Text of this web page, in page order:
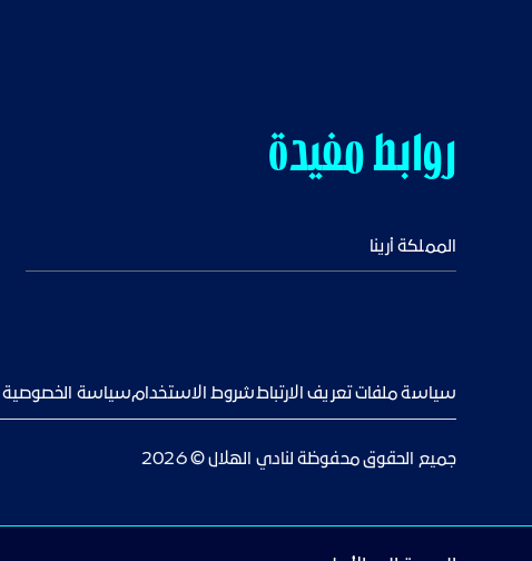
روابط مفيدة
المملكة أرينا
سياسة ملفات تعريف الارتباطشروط الاستخدامسياسة الخصوصية
جميع الحقوق محفوظة لنادي الهلال © 2026